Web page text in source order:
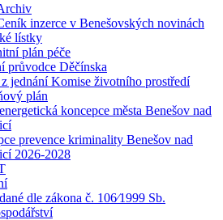
inzerce v Benešovských novinách
lístky
plán péče
průvodce Děčínska
jednání Komise životního prostředí
plán
koncepce města Benešov nad
prevence kriminality Benešov nad
2026-2028
dle zákona č. 106⁄1999 Sb.